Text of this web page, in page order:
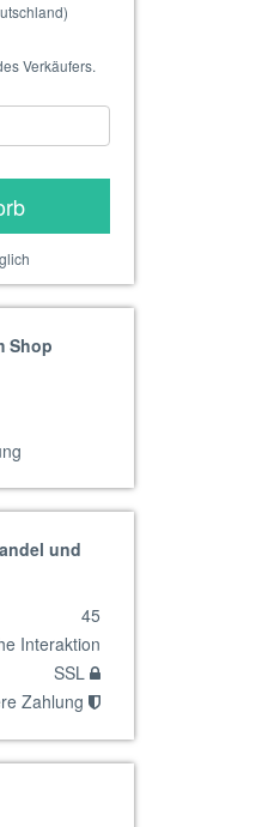
Verkäufers.
Shop
und
45
Interaktion
SSL
Zahlung